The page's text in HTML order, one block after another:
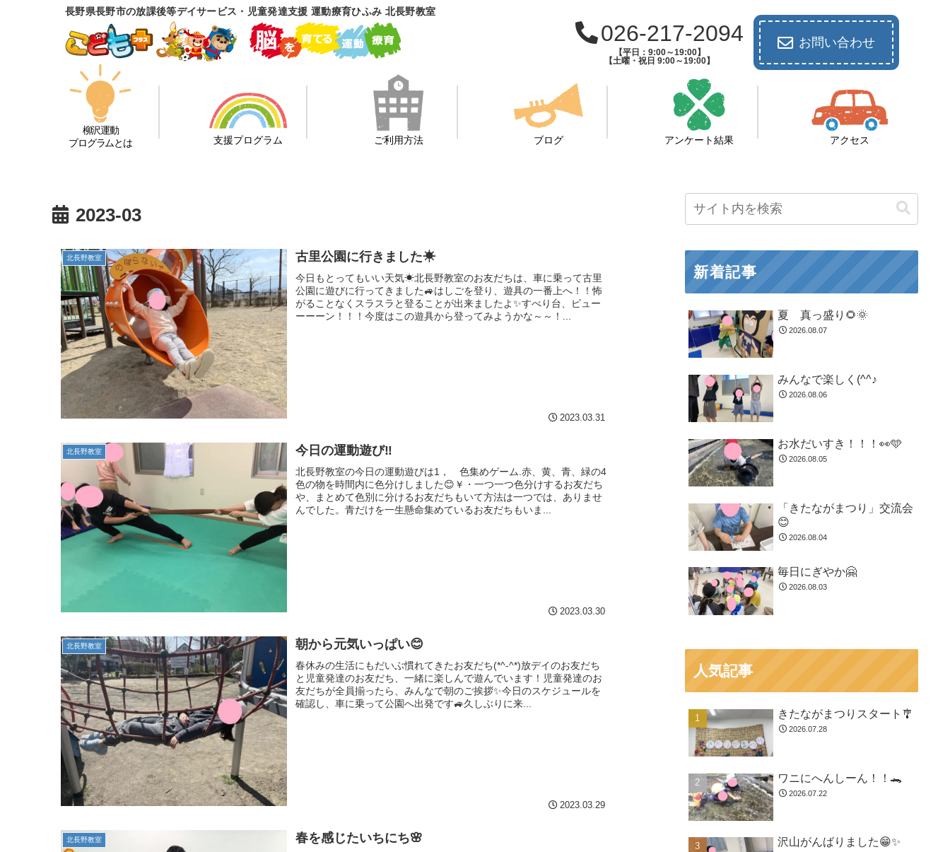
長野県長野市の放課後等デイサービス・児童発達支援 運動療育ひふみ 北長野教室
026-217-2094
【平日：9:00～19:00】
【土曜・祝日 9:00～19:00】
お問い合わせ
柳沢運動
プログラムとは
支援プログラム ご利用方法 ブログ アンケート結果 アクセス
2023-03
北長野教室 古里公園に行きました☀
今日もとってもいい天気☀北長野教室のお友だちは、車に乗って古里
公園に遊びに行ってきました🚙はしごを登り、遊具の一番上へ！！怖
がることなくスラスラと登ることが出来ましたよ✨すべり台、ピュー
ーーーン！！！今度はこの遊具から登ってみようかな～～！...
2023.03.31
北長野教室 今日の運動遊び‼
北長野教室の今日の運動遊びは1， 色集めゲーム.赤、黄、青、緑の4
色の物を時間内に色分けしました😊￥・一つ一つ色分けするお友だち
や、まとめて色別に分けるお友だちもいて方法は一つでは、ありませ
んでした。青だけを一生懸命集めているお友だちもいま...
2023.03.30
北長野教室 朝から元気いっぱい😊
春休みの生活にもだいぶ慣れてきたお友だち(*^-^*)放デイのお友だち
と児童発達のお友だち、一緒に楽しんで遊んでいます！児童発達のお
友だちが全員揃ったら、みんなで朝のご挨拶✨今日のスケジュールを
確認し、車に乗って公園へ出発です🚙久しぶりに来...
2023.03.29
北長野教室 春を感じたいちにち🌸
新着記事
夏 真っ盛り🌻🌞
2026.08.07
みんなで楽しく(^^♪
2026.08.06
お水だいすき！！！👀🩵
2026.08.05
「きたながまつり」交流会
😊
2026.08.04
毎日にぎやか🤗
2026.08.03
人気記事
きたながまつりスタート🎐
2026.07.28
ワニにへんしーん！！🐊
2026.07.22
沢山がんばりました😁✨